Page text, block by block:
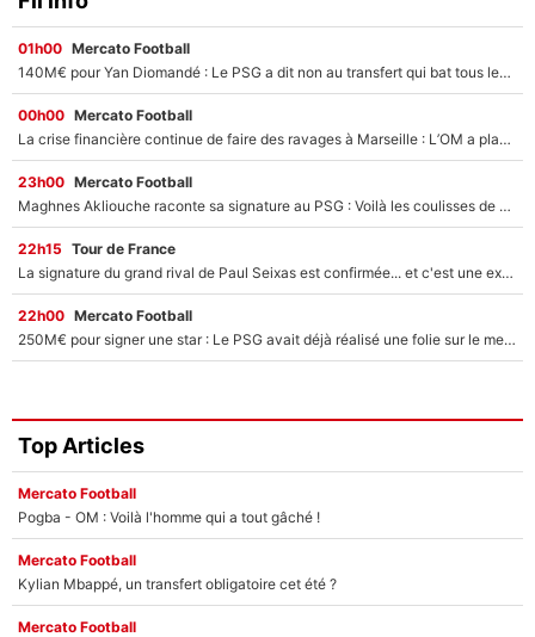
01h00 Mercato Football
140M€ pour Yan Diomandé : Le PSG a dit non au transfert qui bat tous les records sur le mercato
00h00 Mercato Football
La crise financière continue de faire des ravages à Marseille : L’OM a placé 12 joueurs sur le marché des transferts… et ça pourrait lui rapporter près de 100M€ !
23h00 Mercato Football
Maghnes Akliouche raconte sa signature au PSG : Voilà les coulisses de son transfert de rêve à 50M€
22h15 Tour de France
La signature du grand rival de Paul Seixas est confirmée... et c'est une excellente nouvelle pour l'équipe Decathlon-CMA CGM !
22h00 Mercato Football
250M€ pour signer une star : Le PSG avait déjà réalisé une folie sur le mercato bien avant Neymar !
Top Articles
Mercato Football
Pogba - OM : Voilà l'homme qui a tout gâché !
Mercato Football
Kylian Mbappé, un transfert obligatoire cet été ?
Mercato Football